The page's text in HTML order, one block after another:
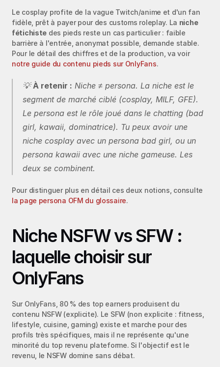
Le cosplay profite de la vague Twitch/anime et d'un fan
fidèle, prêt à payer pour des customs roleplay. La niche
fétichiste des pieds reste un cas particulier : faible
barrière à l'entrée, anonymat possible, demande stable.
Pour le détail des chiffres et de la production, va voir
notre guide du contenu pieds sur OnlyFans.
💡 À retenir : Niche ≠ persona. La niche est le
segment de marché ciblé (cosplay, MILF, GFE).
Le persona est le rôle joué dans le chatting (bad
girl, kawaii, dominatrice). Tu peux avoir une
niche cosplay avec un persona bad girl, ou un
persona kawaii avec une niche gameuse. Les
deux se combinent.
la page persona OFM du glossaire.
Niche NSFW vs SFW :
laquelle choisir sur
OnlyFans
Sur OnlyFans, 80 % des top earners produisent du
contenu NSFW (explicite). Le SFW (non explicite : fitness,
lifestyle, cuisine, gaming) existe et marche pour des
profils très spécifiques, mais il ne représente qu'une
minorité du top revenu plateforme. Si l'objectif est le
revenu, le NSFW domine sans débat.